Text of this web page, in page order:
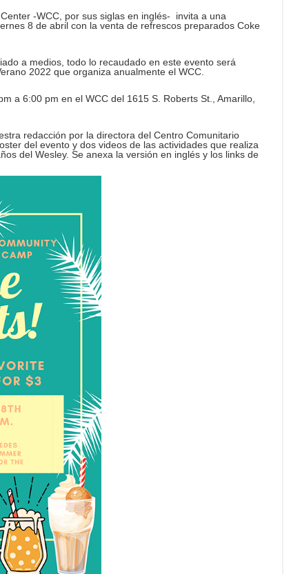
-WCC, por sus siglas en inglés- invita a una
8 de abril con la venta de refrescos preparados Coke
a medios, todo lo recaudado en este evento será
2022 que organiza anualmente el WCC.
a 6:00 pm en el WCC del 1615 S. Roberts St., Amarillo,
redacción por la directora del Centro Comunitario
del evento y dos videos de las actividades que realiza
del Wesley. Se anexa la versión en inglés y los links de